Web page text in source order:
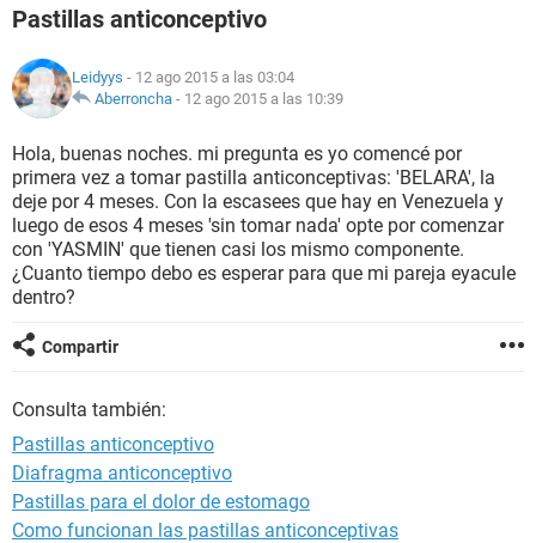
NUTRICIÓN
BIENESTAR
SEXUALIDAD
GLOSARIO
Pastillas anticonceptivo
Leidyys - 12 ago 2015 a las 03:04
Aberroncha - 12 ago 2015 a las 10:39
Hola, buenas noches. mi pregunta es yo comencé por
primera vez a tomar pastilla anticonceptivas: 'BELARA', la
deje por 4 meses. Con la escasees que hay en Venezuela y
luego de esos 4 meses 'sin tomar nada' opte por comenzar
con 'YASMIN' que tienen casi los mismo componente.
¿Cuanto tiempo debo es esperar para que mi pareja eyacule
dentro?
Compartir
Consulta también:
Pastillas anticonceptivo
Diafragma anticonceptivo
Pastillas para el dolor de estomago
Como funcionan las pastillas anticonceptivas